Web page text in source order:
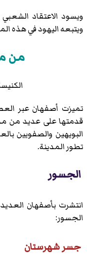
ويسود الاعتقاد الشعبي
ويتبعه اليهود في هذه
من
تميزت أصفهان عبر
قدمتها على عديد من
البويهين والصفويين
تطور المدينة.
الجسور
انتشرت بأصفهان
الجسور:
جسر شهرستان